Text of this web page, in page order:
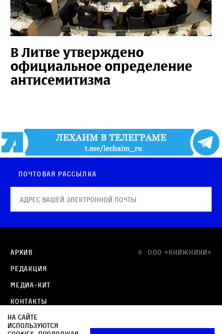
В Литве утверждено
официальное определение
антисемитизма
Почтовая рассылка
© OOO «КНИЖНИКИ»
Архив
Редакция
Медиа-кит
Контакты
Политика в отношении обработки персональных
данных
На сайте
используются